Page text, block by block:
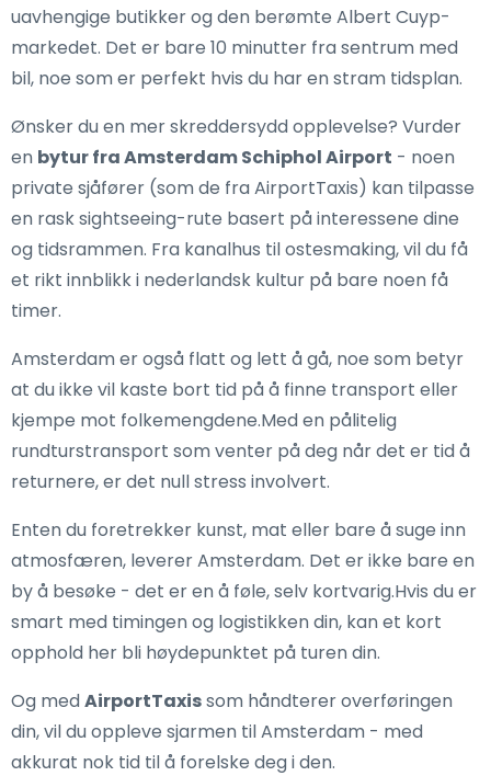
uavhengige butikker og den berømte Albert Cuyp-
markedet. Det er bare 10 minutter fra sentrum med
bil, noe som er perfekt hvis du har en stram tidsplan.
Ønsker du en mer skreddersydd opplevelse? Vurder
en bytur fra Amsterdam Schiphol Airport - noen
private sjåfører (som de fra AirportTaxis) kan tilpasse
en rask sightseeing-rute basert på interessene dine
og tidsrammen. Fra kanalhus til ostesmaking, vil du få
et rikt innblikk i nederlandsk kultur på bare noen få
timer.
Amsterdam er også flatt og lett å gå, noe som betyr
at du ikke vil kaste bort tid på å finne transport eller
kjempe mot folkemengdene.Med en pålitelig
rundturstransport som venter på deg når det er tid å
returnere, er det null stress involvert.
Enten du foretrekker kunst, mat eller bare å suge inn
atmosfæren, leverer Amsterdam. Det er ikke bare en
by å besøke - det er en å føle, selv kortvarig.Hvis du er
smart med timingen og logistikken din, kan et kort
opphold her bli høydepunktet på turen din.
Og medAirportTaxissom håndterer overføringen
din, vil du oppleve sjarmen til Amsterdam - med
akkurat nok tid til å forelske deg i den.